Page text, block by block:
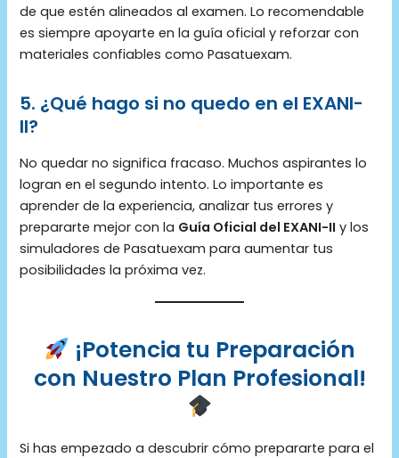
de que estén alineados al examen. Lo recomendable
es siempre apoyarte en la guía oficial y reforzar con
materiales confiables como Pasatuexam.
5. ¿Qué hago si no quedo en el EXANI-
II?
No quedar no significa fracaso. Muchos aspirantes lo
logran en el segundo intento. Lo importante es
aprender de la experiencia, analizar tus errores y
prepararte mejor con la Guía Oficial del EXANI-II y los
simuladores de Pasatuexam para aumentar tus
posibilidades la próxima vez.
¡Potencia tu Preparación
con Nuestro Plan Profesional!
Si has empezado a descubrir cómo prepararte para el